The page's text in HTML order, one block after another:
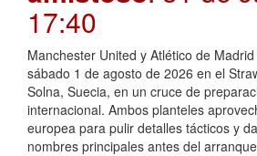
17:40
Manchester United y Atlético de
sábado 1 de agosto de 2026 en el
Solna, Suecia, en un cruce de
internacional. Ambos planteles
europea para pulir detalles tácticos y
nombres principales antes del